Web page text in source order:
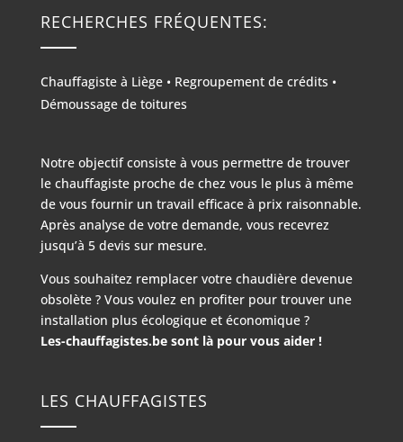
RECHERCHES FRÉQUENTES:
Chauffagiste à Liège• Regroupement de crédits •
Démoussage de toitures
Notre objectif consiste à vous permettre de trouver
le chauffagiste proche de chez vous le plus à même
de vous fournir un travail efficace à prix raisonnable.
Après analyse de votre demande, vous recevrez
jusqu’à 5 devis sur mesure.
Vous souhaitez remplacer votre chaudière devenue
obsolète ? Vous voulez en profiter pour trouver une
installation plus écologique et économique ?
Les-chauffagistes.be sont là pour vous aider !
LES CHAUFFAGISTES